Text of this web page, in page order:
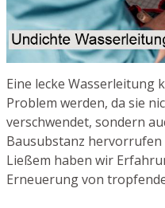
Eine lecke Wasserleitung
Problem werden, da sie
verschwendet, sondern
Bausubstanz hervorrufen
Ließem haben wir
Erneuerung von